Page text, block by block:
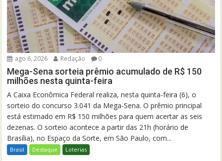
ago 6, 2026 Redação 0
Mega-Sena sorteia prêmio acumulado de R$ 150
milhões nesta quinta-feira
A Caixa Econômica Federal realiza, nesta quinta-feira (6), o
sorteio do concurso 3.041 da Mega-Sena. O prêmio principal
está estimado em R$ 150 milhões para quem acertar as seis
dezenas. O sorteio acontece a partir das 21h (horário de
Brasília), no Espaço da Sorte, em São Paulo, com...
Brasil Destaque Loterias